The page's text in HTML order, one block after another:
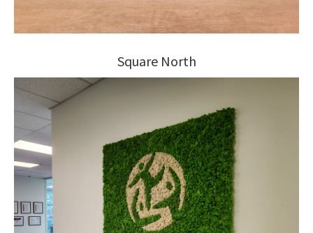
Square North